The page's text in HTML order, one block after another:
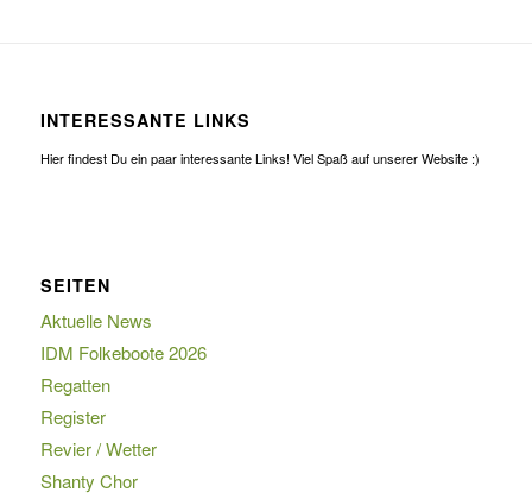
INTERESSANTE LINKS
Hier findest Du ein paar interessante Links! Viel Spaß auf unserer Website :)
SEITEN
Aktuelle News
IDM Folkeboote 2026
Regatten
Register
Revier / Wetter
Shanty Chor